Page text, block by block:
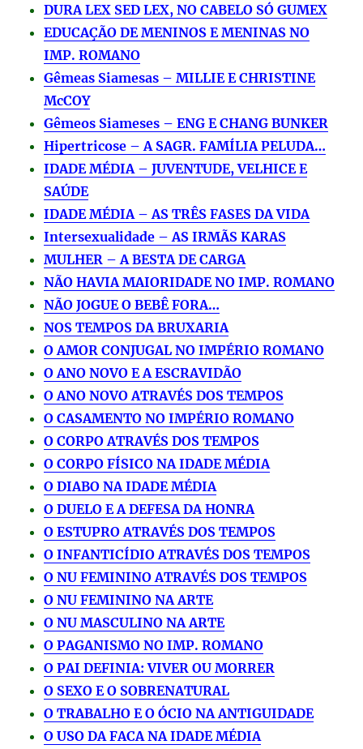
DURA LEX SED LEX, NO CABELO SÓ GUMEX
EDUCAÇÃO DE MENINOS E MENINAS NO
IMP. ROMANO
Gêmeas Siamesas – MILLIE E CHRISTINE
McCOY
Gêmeos Siameses – ENG E CHANG BUNKER
Hipertricose – A SAGR. FAMÍLIA PELUDA…
IDADE MÉDIA – JUVENTUDE, VELHICE E
SAÚDE
IDADE MÉDIA – AS TRÊS FASES DA VIDA
Intersexualidade – AS IRMÃS KARAS
MULHER – A BESTA DE CARGA
NÃO HAVIA MAIORIDADE NO IMP. ROMANO
NÃO JOGUE O BEBÊ FORA…
NOS TEMPOS DA BRUXARIA
O AMOR CONJUGAL NO IMPÉRIO ROMANO
O ANO NOVO E A ESCRAVIDÃO
O ANO NOVO ATRAVÉS DOS TEMPOS
O CASAMENTO NO IMPÉRIO ROMANO
O CORPO ATRAVÉS DOS TEMPOS
O CORPO FÍSICO NA IDADE MÉDIA
O DIABO NA IDADE MÉDIA
O DUELO E A DEFESA DA HONRA
O ESTUPRO ATRAVÉS DOS TEMPOS
O INFANTICÍDIO ATRAVÉS DOS TEMPOS
O NU FEMININO ATRAVÉS DOS TEMPOS
O NU FEMININO NA ARTE
O NU MASCULINO NA ARTE
O PAGANISMO NO IMP. ROMANO
O PAI DEFINIA: VIVER OU MORRER
O SEXO E O SOBRENATURAL
O TRABALHO E O ÓCIO NA ANTIGUIDADE
O USO DA FACA NA IDADE MÉDIA